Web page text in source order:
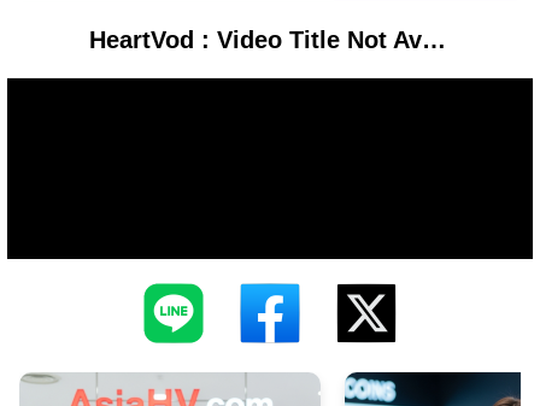
HeartVod : Video Title Not Available